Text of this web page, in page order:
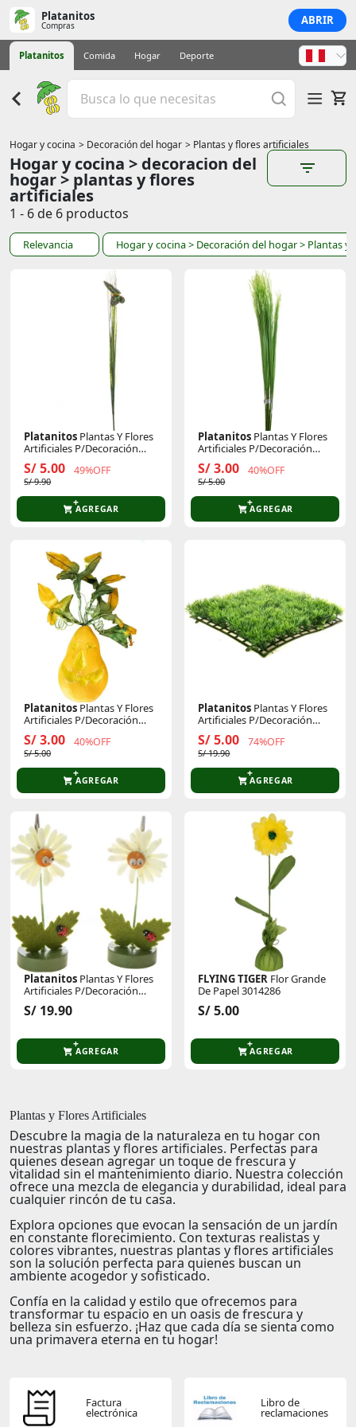
Platanitos
Compras ABRIR
Platanitos Comida Hogar Deporte
Hogar y cocina > Decoración del hogar > Plantas y flores artificiales
Hogar y cocina > decoracion del
hogar > plantas y flores
artificiales
1 - 6 de 6 productos
Relevancia Hogar y cocina> Decoración del hogar> Plantas y
Platanitos Plantas Y Flores
Artificiales P/Decoración
Ramas Mariposa
S/ 5.00 49%OFF
S/ 9.90
AGREGAR
Platanitos Plantas Y Flores
Artificiales P/Decoración
Ramas
S/ 3.00 40%OFF
S/ 5.00
AGREGAR
Platanitos Plantas Y Flores
Artificiales P/Decoración
S/ 3.00 40%OFF
S/ 5.00
AGREGAR
Platanitos Plantas Y Flores
Artificiales P/Decoración
S/ 5.00 74%OFF
S/ 19.90
AGREGAR
Platanitos Plantas Y Flores
Artificiales P/Decoración
Margaritas Clips
S/ 19.90
AGREGAR
FLYING TIGER Flor Grande
De Papel 3014286
S/ 5.00
AGREGAR
Plantas y Flores Artificiales
Descubre la magia de la naturaleza en tu hogar con
nuestras plantas y flores artificiales. Perfectas para
quienes desean agregar un toque de frescura y
vitalidad sin el mantenimiento diario. Nuestra colección
ofrece una mezcla de elegancia ydurabilidad, ideal para
cualquier rincón de tu casa.
Explora opciones que evocan la sensación de un jardín
en constante florecimiento. Con texturas realistas y
colores vibrantes, nuestras plantas y flores artificiales
son la solución perfecta para quienes buscan un
ambiente acogedor y sofisticado.
Confía en la calidad y estilo que ofrecemos para
transformar tu espacio en un oasis de frescura y
belleza sin esfuerzo. ¡Haz que cada día se sienta como
una primavera eterna en tu hogar!
Factura
electrónica
Libro de
reclamaciones